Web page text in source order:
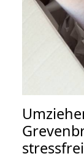
stressfrei